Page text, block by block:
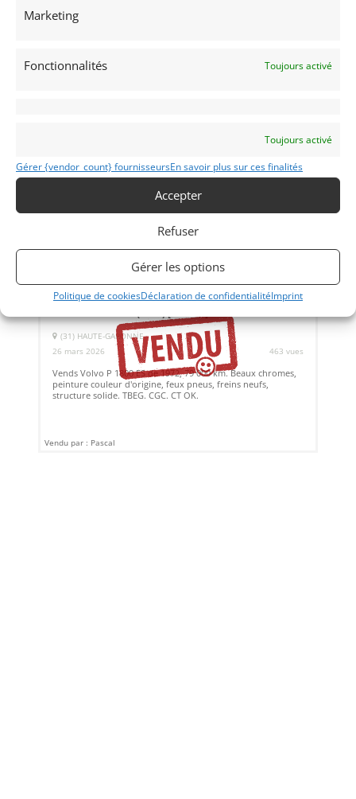
Marketing
Fonctionnalités Toujours activé
Toujours activé
Gérer {vendor_count} fournisseursEn savoir plus sur ces finalités
Accepter
Refuser
Gérer les options
Politique de cookiesDéclaration de confidentialitéImprint
Vends Très rare cabriolet Costello. Authentique et certifiée
par Ken Costello. Moteur V8 3L9 préparé par Oselli, 240 cv
8
(31) HAUTE-GARONNE
26 mars 2026
463 vues
Vends Volvo P 1800 ES de 1972, 79 000 km. Beaux chromes,
peinture couleur d'origine, feux pneus, freins neufs,
structure solide. TBEG. CGC. CT OK.
Vendu par : Pascal